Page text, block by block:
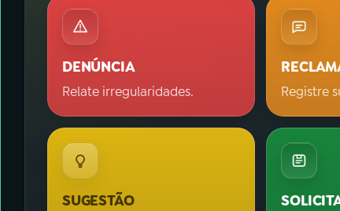
DENÚNCIA
Relate irregularidades. Registre
SUGESTÃO